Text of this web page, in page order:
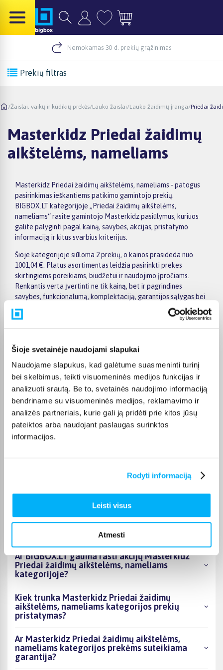
Šioje svetainėje naudojami slapukai
Naudojame slapukus, kad galėtume suasmeninti turinį
bei skelbimus, teikti visuomeninės medijos funkcijas ir
analizuoti srautą. Be to, svetainės naudojimo informaciją
bendriname su visuomeninės medijos, reklamavimo ir
analizės partneriais, kurie gali ją pridėti prie kitos jūsų
pateiktos arba naudojant paslaugas surinktos
informacijos.
Rodyti informaciją
Leisti visus
Atmesti
Nemokamas 30 d. prekių grąžinimas
Prekių filtras
/Žaislai, vaikų ir kūdikių prekės/Lauko žaislai/Lauko žaidimų įranga/Priedai
Masterkidz Priedai žaidimų
aikštelėms, nameliams
Masterkidz Priedai žaidimų aikštelėms, nameliams - patogus
pasirinkimas ieškantiems patikimo gamintojo prekių.
BIGBOX.LT kategorijoje „Priedai žaidimų aikštelėms,
nameliams“ rasite gamintojo Masterkidz pasiūlymus, kuriuos
galite palyginti pagal kainą, savybes, akcijas, pristatymo
informaciją ir kitus svarbius kriterijus.
Šioje kategorijoje siūloma 2 prekių, o kainos prasideda nuo
1001,04 €. Platus asortimentas leidžia pasirinkti prekes
skirtingiems poreikiams, biudžetui ir naudojimo įpročiams.
Renkantis verta įvertinti ne tik kainą, bet ir pagrindines
savybes, funkcionalumą, komplektaciją, garantijos sąlygas bei
taikomus specialius pasiūlymus.
Atsižvelkite į jums svarbiausius kriterijus, pristatymo
informaciją ir prekės aprašymą, kad galėtumėte priimti patogų
ir apgalvotą sprendimą.
Palyginkite Masterkidz prekes BIGBOX.LT ir išsirinkite
tinkamiausią variantą internetu.
Kokie Masterkidz Priedai žaidimų aikštelėms,
nameliams kategorijoje esantys produktai šiuo
metu populiariausi?
Kiek prekių yra Masterkidz Priedai žaidimų
aikštelėms, nameliams kategorijos asortimente
ir kokia žemiausia kaina?
Ar BIGBOX.LT galima rasti akcijų Masterkidz
Priedai žaidimų aikštelėms, nameliams
kategorijoje?
Kiek trunka Masterkidz Priedai žaidimų
aikštelėms, nameliams kategorijos prekių
pristatymas?
Ar Masterkidz Priedai žaidimų aikštelėms,
nameliams kategorijos prekėms suteikiama
garantija?